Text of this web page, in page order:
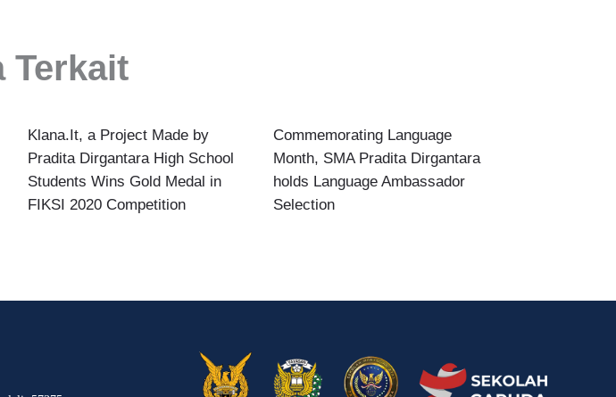
Terkait
Klana.It, a Project Made by
Pradita Dirgantara High School
Students Wins Gold Medal in
FIKSI 2020 Competition
Commemorating Language
Month, SMA Pradita Dirgantara
holds Language Ambassador
Selection